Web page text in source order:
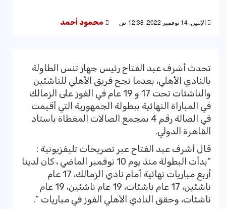
الإثنين, 14 نوفمبر 2022, 12:38 ص محمود أحمد
تحدث أشرف عبد الفتاح رئيس جهاز تنس الطاولة
بالنادي الأهلي، بعدما نجح فريق الأهلي للناشئين
والناشئات تحت 17 و 19 عام في الفوز على الزمالك
في المباراة النهائية ببطولة الجمهورية التي أقيمت
في الصالة رقم 4 بمجمع الصالات المغطاة باستاد
القاهرة الدولي.
قال أشرف عبد الفتاح عبر تصريحات تليفزيونية :
“بدأت البطولة منذ يوم 10 نوفمبر الماضي ، كان لدينا
أربع مباريات نهائية أمام نادي الزمالك، 17 عام
ناشئين، 17 عام ناشئات، 19 عام ناشئين، 19 عام
ناشئات، وحقق النادي الأهلي الفوز في مباريات “.